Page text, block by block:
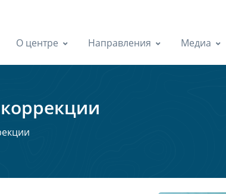
О центре Направления Медиа